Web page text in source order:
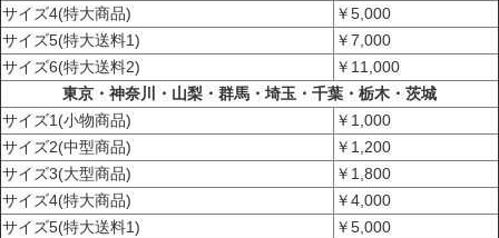
サイズ4(特大商品)
￥5,000
サイズ5(特大送料1)
￥7,000
サイズ6(特大送料2)
￥11,000
東京・神奈川・山梨・群馬・埼玉・千葉・栃木・茨城
サイズ1(小物商品)
￥1,000
サイズ2(中型商品)
￥1,200
サイズ3(大型商品)
￥1,800
サイズ4(特大商品)
￥4,000
サイズ5(特大送料1)
￥5,000